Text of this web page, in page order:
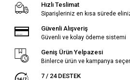
Hızlı Teslimat
Siparişleriniz en kısa sürede
Güvenli Alışveriş
Güvenli ve kolay ödeme sistemi
Geniş Ürün Yelpazesi
Binlerce ürün ve kampanya
7 / 24 DESTEK